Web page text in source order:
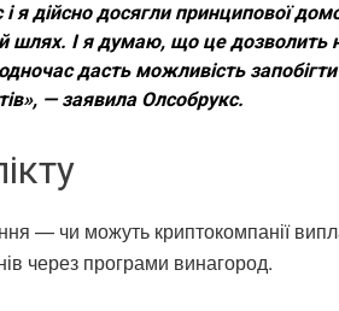
і я дійсно досягли принципової
шлях. І я думаю, що це дозволить
дасть можливість
— заявила Олсобрукс.
— чи можуть криптокомпанії
через програми винагород.